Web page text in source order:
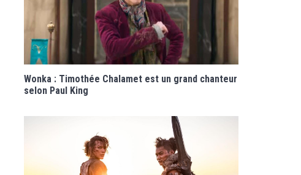
Wonka : Timothée Chalamet est un grand chanteur
selon Paul King